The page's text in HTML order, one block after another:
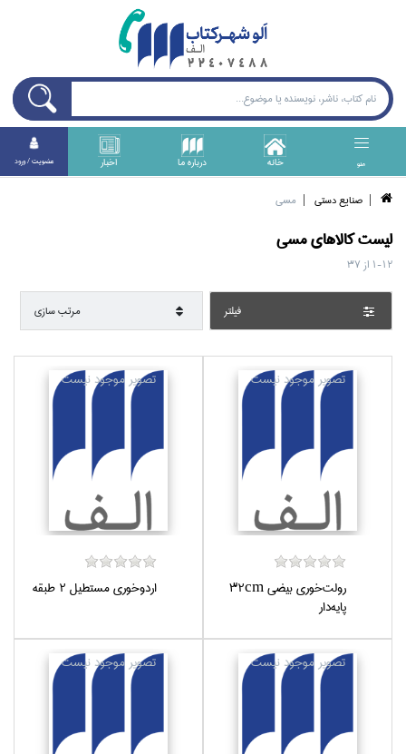
منو خانه درباره ما اخبار عضويت / ورود
صنايع دستي مسي
ليست کالا‌هايمسي
1-12 از37
فيلتر مرتب سازي
رولت‌خوري بيضي 32cm
پايه‌دار
اردو‌خوري مستطيل 2 طبقه